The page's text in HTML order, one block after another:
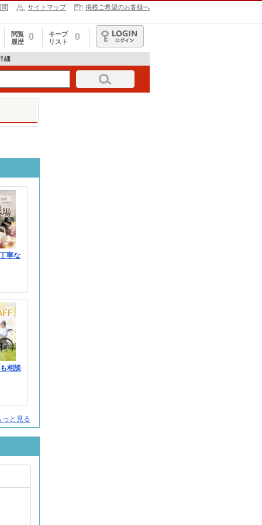
問 サイトマップ 掲載ご希望のお客様へ
閲覧
履歴
0
キープ
リスト
0
ログイン
細
寧な
相談
と見る